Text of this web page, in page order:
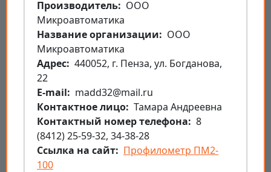
Производитель
ООО
Микроавтоматика
Название организации
ООО
Микроавтоматика
Aдрес 440052, г. Пенза, ул. Богданова,
22
E-mail
madd32@mail.ru
Контактное лицо Тамара Андреевна
Контактный номер телефона
8
(8412) 25-59-32, 34-38-28
Ссылка на сайт
Профилометр ПМ2-
100